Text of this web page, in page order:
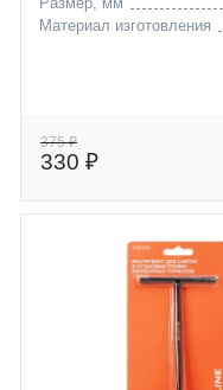
Материал изготовления
375 ₽
330 ₽